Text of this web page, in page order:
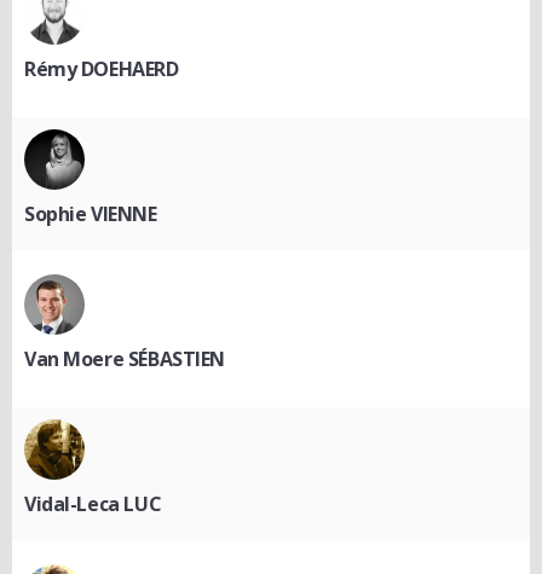
Rémy DOEHAERD
Sophie VIENNE
Van Moere SÉBASTIEN
Vidal-Leca LUC